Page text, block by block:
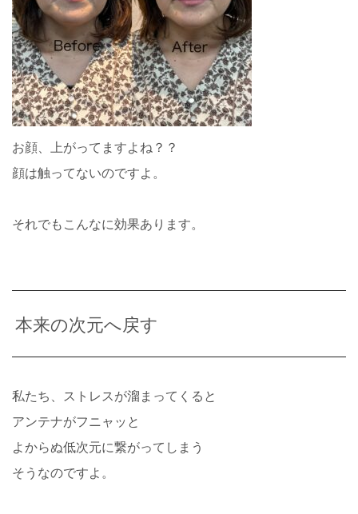
お顔、上がってますよね？？
顔は触ってないのですよ。
それでもこんなに効果あります。
本来の次元へ戻す
私たち、ストレスが溜まってくると
アンテナがフニャッと
よからぬ低次元に繋がってしまう
そうなのですよ。